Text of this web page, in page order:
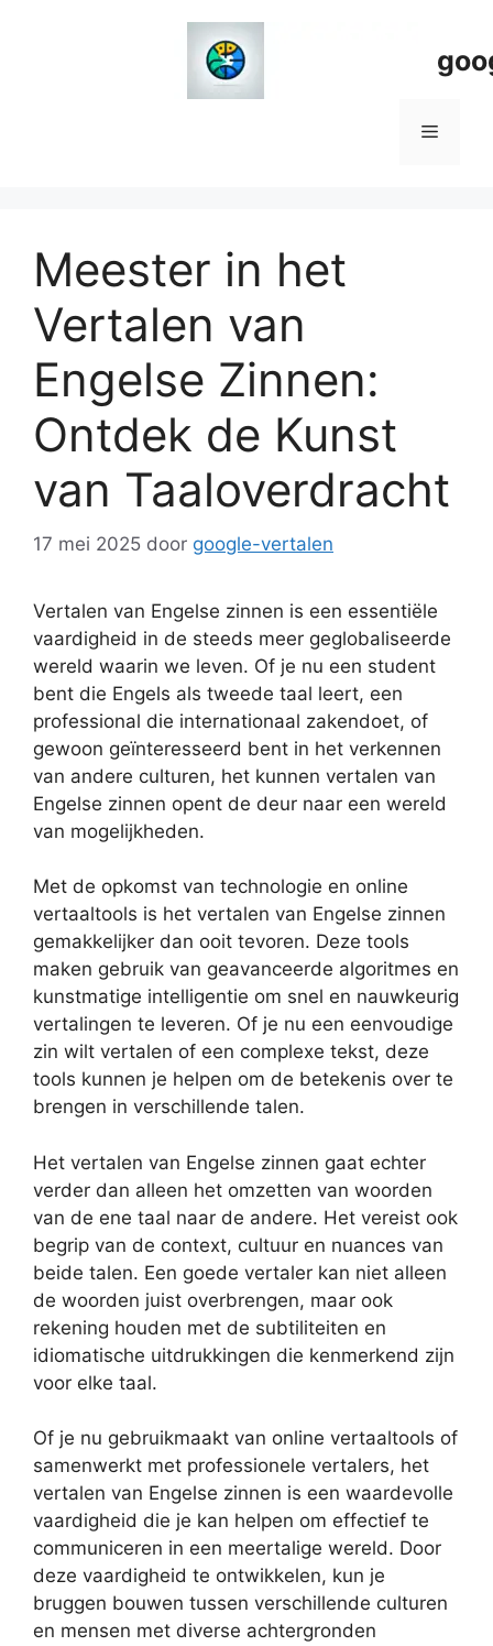
Menu
Meester in het
Vertalen van
Engelse Zinnen:
Ontdek de Kunst
van Taaloverdracht
17 mei 2025 door google-vertalen
Vertalen van Engelse zinnen is een essentiële
vaardigheid in de steeds meer geglobaliseerde
wereld waarin we leven. Of je nu een student
bent die Engels als tweede taal leert, een
professional die internationaal zakendoet, of
gewoon geïnteresseerd bent in het verkennen
van andere culturen, het kunnen vertalen van
Engelse zinnen opent de deur naar een wereld
van mogelijkheden.
Met de opkomst van technologie en online
vertaaltools is het vertalen van Engelse zinnen
gemakkelijker dan ooit tevoren. Deze tools
maken gebruik van geavanceerde algoritmes en
kunstmatige intelligentie om snel en nauwkeurig
vertalingen te leveren. Of je nu een eenvoudige
zin wilt vertalen of een complexe tekst, deze
tools kunnen je helpen om de betekenis over te
brengen in verschillende talen.
Het vertalen van Engelse zinnen gaat echter
verder dan alleen het omzetten van woorden
van de ene taal naar de andere. Het vereist ook
begrip van de context, cultuur en nuances van
beide talen. Een goede vertaler kan niet alleen
de woorden juist overbrengen, maar ook
rekening houden met de subtiliteiten en
idiomatische uitdrukkingen die kenmerkend zijn
voor elke taal.
Of je nu gebruikmaakt van online vertaaltools of
samenwerkt met professionele vertalers, het
vertalen van Engelse zinnen is een waardevolle
vaardigheid die je kan helpen om effectief te
communiceren in een meertalige wereld. Door
deze vaardigheid te ontwikkelen, kun je
bruggen bouwen tussen verschillende culturen
en mensen met diverse achtergronden